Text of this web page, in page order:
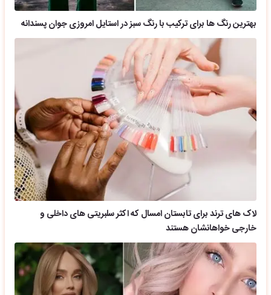
بهترین رنگ ها برای ترکیب با رنگ سبز در استایل امروزی جوان پسندانه
لاک های ترند برای تابستان امسال که اکثر سلبریتی های داخلی و
خارجی خواهانشان هستند